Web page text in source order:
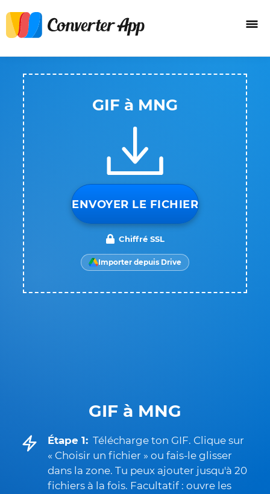
GIF à MNG
Étape 1: Télécharge ton GIF. Clique sur
« Choisir un fichier » ou fais-le glisser
dans la zone. Tu peux ajouter jusqu'à 20
fichiers à la fois. Facultatif : ouvre les
GIF à MNG
ENVOYER LE FICHIER
Chiffré SSL
Importer depuis Drive